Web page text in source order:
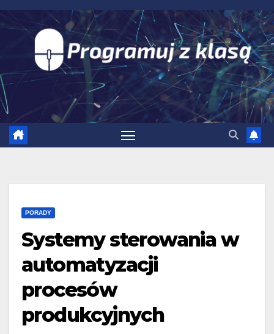
Skip
to
PORADY
Systemy sterowania w
automatyzacji
procesów
produkcyjnych